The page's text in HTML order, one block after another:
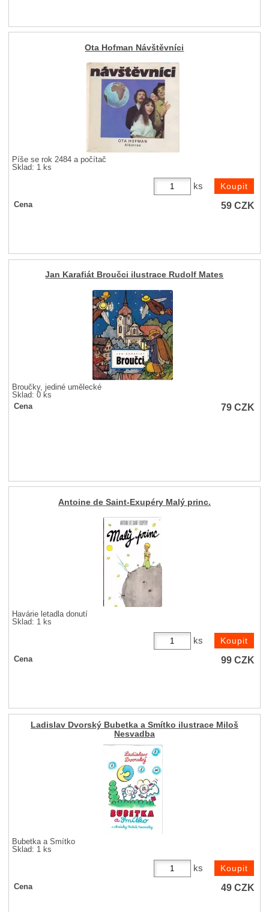
Ota Hofman Návštěvníci
Píše se rok 2484 a počítač
Sklad: 1 ks
ks
Cena 59CZK
Jan Karafiát Broučci ilustrace Rudolf Mates
Broučky, jediné umělecké
Sklad: 0 ks
Cena
79CZK
Antoine de Saint-Exupéry Malý princ.
Havárie letadla donutí
Sklad: 1 ks
ks
Cena 99CZK
Ladislav Dvorský Bubetka a Smítko ilustrace Miloš
Nesvadba
Bubetka a Smítko
Sklad: 1 ks
ks
Cena 49CZK